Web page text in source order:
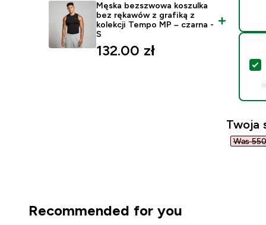
Męska bezszwowa koszulka
bez rękawów z grafiką z
kolekcji Tempo MP – czarna -
S
132.00 zł‎
Twoja
Was
Recommended for you